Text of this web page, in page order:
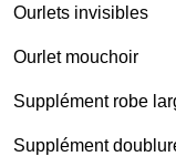
Ourlets invisibles
Ourlet mouchoir
Supplément robe
Supplément